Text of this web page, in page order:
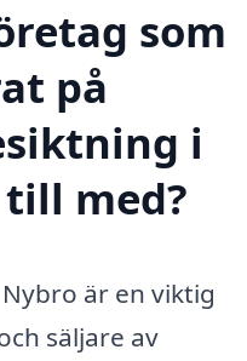
som
på
i
med?
är en viktig
säljare av